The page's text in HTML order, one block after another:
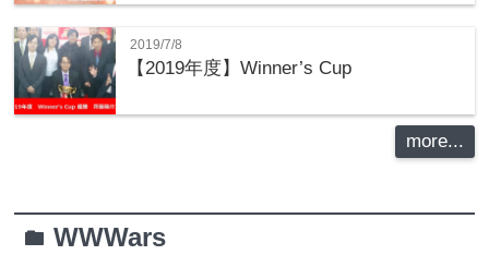
2019/7/8
【2019年度】Winner’s Cup
more...
folderWWWars